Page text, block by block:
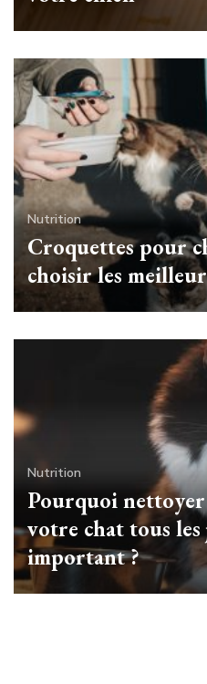
Nutrition
Croquettes pour
choisir les
Nutrition
Pourquoi nettoyer
votre chat tous
important ?